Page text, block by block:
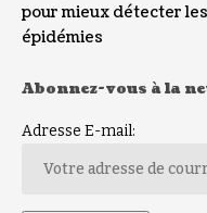
pour mieux détecter les
épidémies
Abonnez-vous à la
Adresse E-mail: